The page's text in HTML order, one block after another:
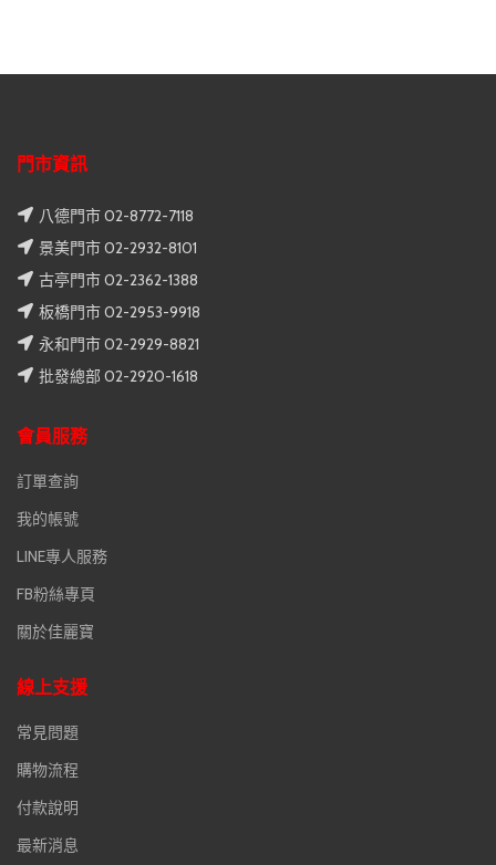
門市資訊
八德門市 02-8772-7118
景美門市 02-2932-8101
古亭門市 02-2362-1388
板橋門市 02-2953-9918
永和門市 02-2929-8821
批發總部 02-2920-1618
會員服務
訂單查詢
我的帳號
LINE專人服務
FB粉絲專頁
關於佳麗寶
線上支援
常見問題
購物流程
付款說明
最新消息